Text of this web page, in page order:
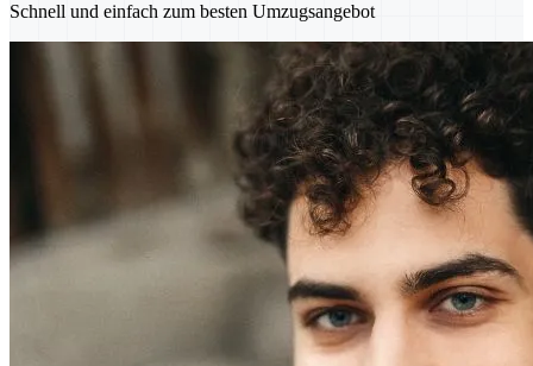
Schnell und einfach zum besten Umzugsangebot